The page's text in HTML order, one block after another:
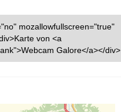
mozallowfullscreen="true"
von <a
Galore</a></div>